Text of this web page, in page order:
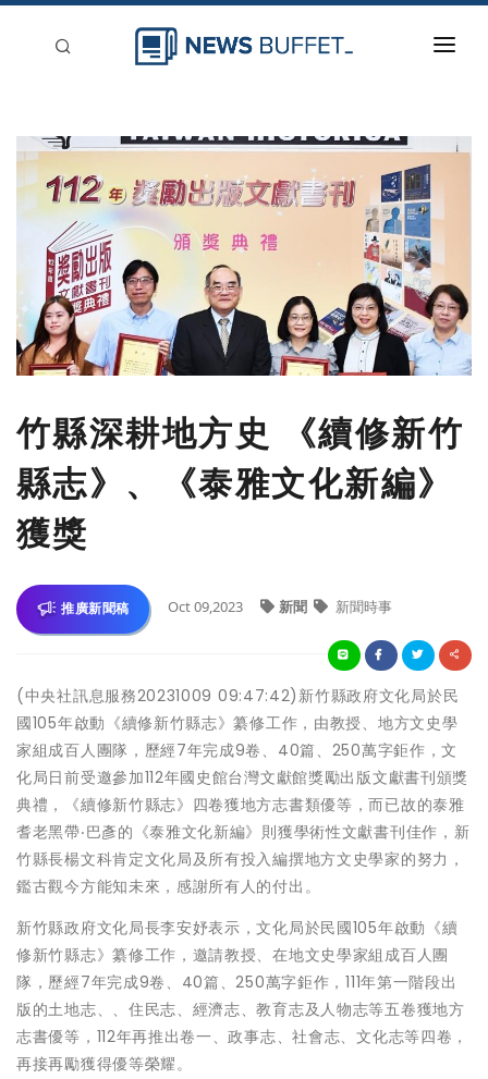
新聞稿分類
登入
刊登
竹縣深耕地方史 《續修新竹
縣志》、《泰雅文化新編》
獲獎
推廣新聞稿 Oct 09,2023 新聞 新聞時事
(中央社訊息服務20231009 09:47:42)新竹縣政府文化局於民
國105年啟動《續修新竹縣志》纂修工作，由教授、地方文史學
家組成百人團隊，歷經7年完成9卷、40篇、250萬字鉅作，文
化局日前受邀參加112年國史館台灣文獻館獎勵出版文獻書刊頒獎
典禮，《續修新竹縣志》四卷獲地方志書類優等，而已故的泰雅
耆老黑帶‧巴彥的《泰雅文化新編》則獲學術性文獻書刊佳作，新
竹縣長楊文科肯定文化局及所有投入編撰地方文史學家的努力，
鑑古觀今方能知未來，感謝所有人的付出。
新竹縣政府文化局長李安妤表示，文化局於民國105年啟動《續
修新竹縣志》纂修工作，邀請教授、在地文史學家組成百人團
隊，歷經7年完成9卷、40篇、250萬字鉅作，111年第一階段出
版的土地志、、住民志、經濟志、教育志及人物志等五卷獲地方
志書優等，112年再推出卷一、政事志、社會志、文化志等四卷，
再接再勵獲得優等榮耀。